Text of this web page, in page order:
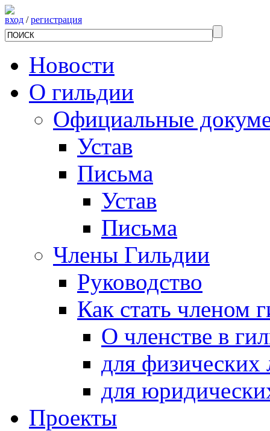
вход /регистрация
Новости
О гильдии
Официальные
Устав
Письма
Устав
Письма
Члены Гильдии
Руководство
Как стать членом
О членстве в
для физических
для
Проекты